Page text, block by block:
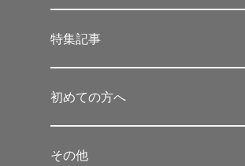
特集記事
初めての方へ
その他